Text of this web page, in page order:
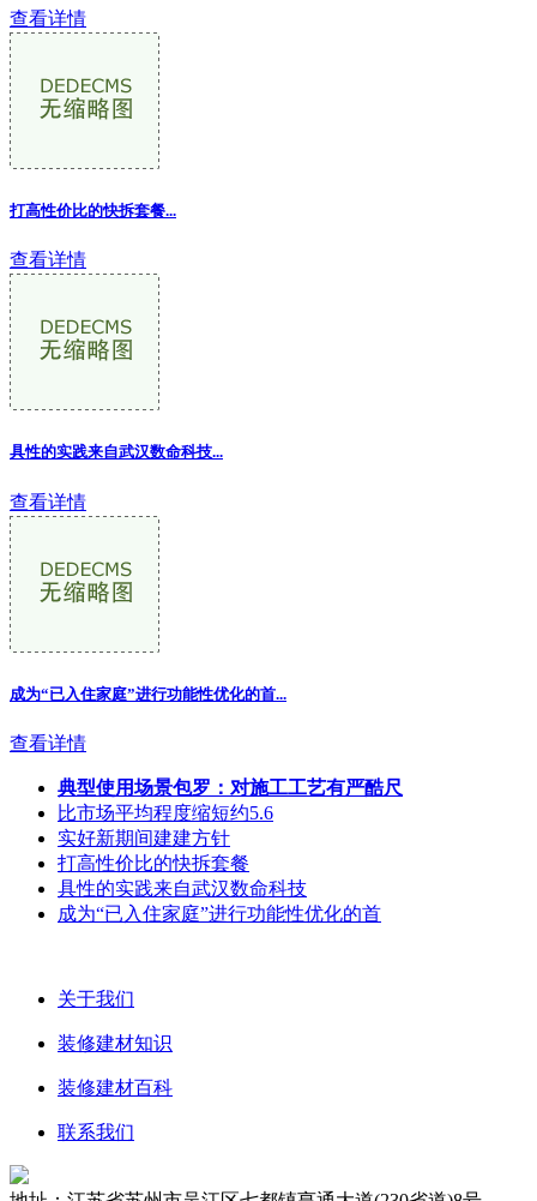
查看详情
打高性价比的快拆套餐...
查看详情
具性的实践来自武汉数命科技...
查看详情
成为“已入住家庭”进行功能性优化的首...
查看详情
典型使用场景包罗：对施工工艺有严酷尺
比市场平均程度缩短约5.6
实好新期间建建方针
打高性价比的快拆套餐
具性的实践来自武汉数命科技
成为“已入住家庭”进行功能性优化的首
关于我们
装修建材知识
装修建材百科
联系我们